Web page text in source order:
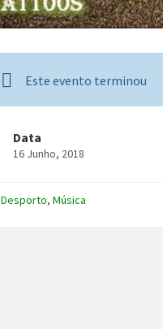
Este evento terminou
Data
16 Junho, 2018
Desporto,Música